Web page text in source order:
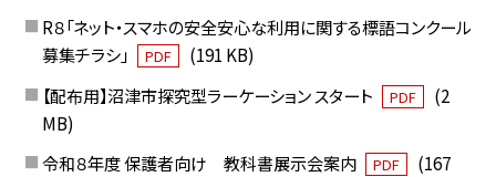
R８「ネット・スマホの安全安心な利用に関する標語コンクール
募集チラシ」
PDF
(191 KB)
【配布用】沼津市探究型ラーケーション スタート
PDF
(2
MB)
令和８年度 保護者向け 教科書展示会案内
PDF
(167